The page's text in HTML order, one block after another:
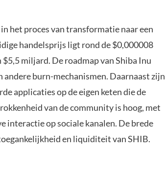
het proces van transformatie naar een
handelsprijs ligt rond de $0,000008
miljard. De roadmap van Shiba Inu
burn-mechanismen. Daarnaast zijn
applicaties op de eigen keten die de
van de community is hoog, met
interactie op sociale kanalen. De brede
en liquiditeit van SHIB.